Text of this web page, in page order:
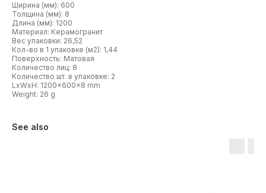
Ширина (мм): 600
Толщина (мм): 8
Длина (мм): 1200
Материал: Керамогранит
Вес упаковки: 26,52
Кол-во в 1 упаковке (м2): 1,44
Поверхность: Матовая
Количество лиц: 8
Количество шт. в упаковке: 2
LxWxH: 1200x600x8 mm
Weight: 26 g
See also